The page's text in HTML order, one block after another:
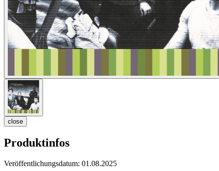
close
Produktinfos
Veröffentlichungsdatum: 01.08.2025